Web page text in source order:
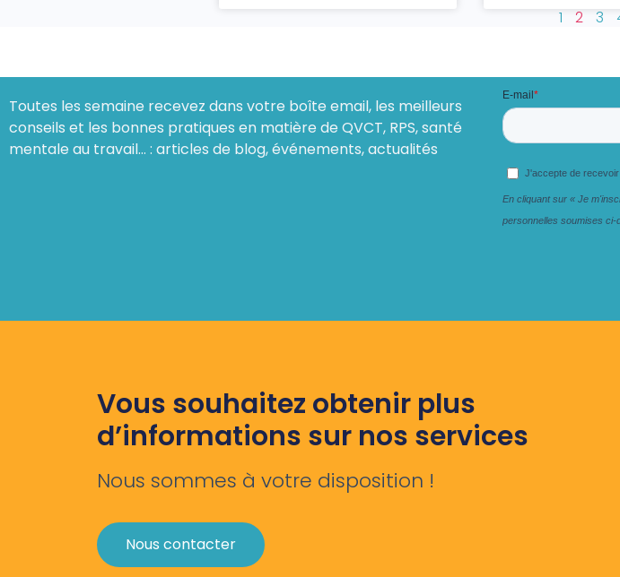
1 2 3
Toutes les semaine recevez dans votre boîte email, les meilleurs
conseils et les bonnes pratiques en matière de QVCT, RPS, santé
mentale au travail… : articles de blog, événements, actualités
Vous souhaitez obtenir plus
d’informations sur nos services
Nous sommes à votre disposition !
Nous contacter